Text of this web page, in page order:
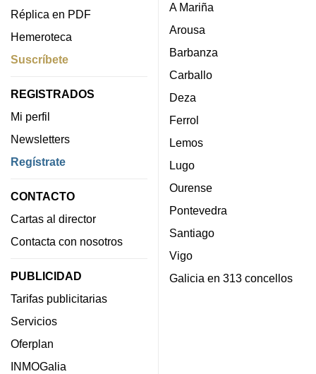
Réplica en PDF
Hemeroteca
Suscríbete
REGISTRADOS
Mi perfil
Newsletters
Regístrate
CONTACTO
Cartas al director
Contacta con nosotros
PUBLICIDAD
Tarifas publicitarias
Servicios
Oferplan
INMOGalia
A Mariña
Arousa
Barbanza
Carballo
Deza
Ferrol
Lemos
Lugo
Ourense
Pontevedra
Santiago
Vigo
Galicia en 313 concellos